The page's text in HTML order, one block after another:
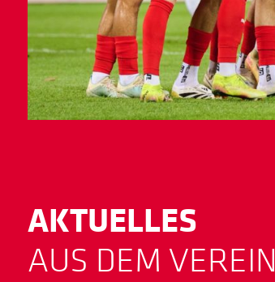
AKTUELLES
AUS DEM VEREIN